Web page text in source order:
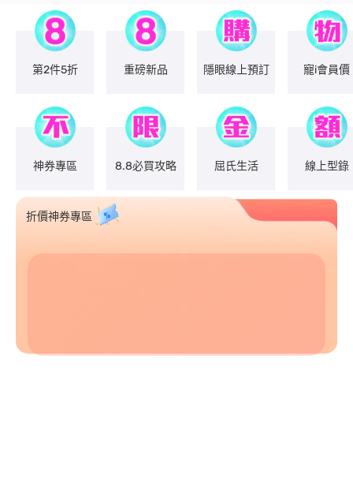
第2件5折 重磅新品 隱眼線上預訂 寵i會員價
神券專區 8.8必買攻略 屈氏生活​ 線上型錄
折價神券專區